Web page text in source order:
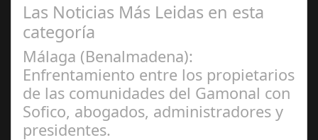
Las Noticias Más Leidas en esta
categoría
Málaga (Benalmadena):
Enfrentamiento entre los propietarios
de las comunidades del Gamonal con
Sofico, abogados, administradores y
presidentes.